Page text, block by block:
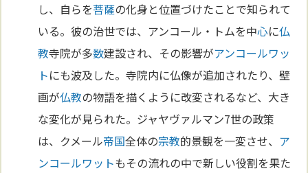
し、自らを菩薩の化身と位置づけたことで知られて
いる。彼の治世では、アンコール・トムを中心に仏
教寺院が多数建設され、その影響がアンコールワッ
トにも波及した。寺院内に仏像が追加されたり、壁
画が仏教の物語を描くように改変されるなど、大き
な変化が見られた。ジャヤヴァルマン7世の政策
は、クメール帝国全体の宗教的景観を一変させ、 ア
ンコールワットもその流れの中で新しい役割を果た